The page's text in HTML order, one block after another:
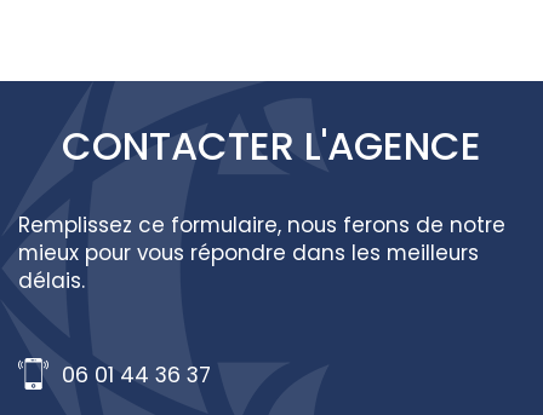
CONTACTER L'AGENCE
Remplissez ce formulaire, nous ferons de notre
mieux pour vous répondre dans les meilleurs
délais.
06 01 44 36 37